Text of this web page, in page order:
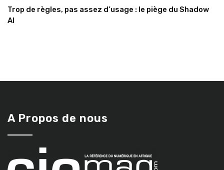
Trop de règles, pas assez d’usage : le piège du Shadow
AI
A Propos de nous